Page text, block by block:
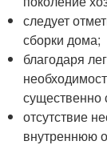
следует
сборки дома;
благодаря
существенно
отсутствие
внутреннюю